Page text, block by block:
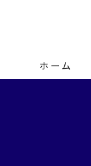
ホーム